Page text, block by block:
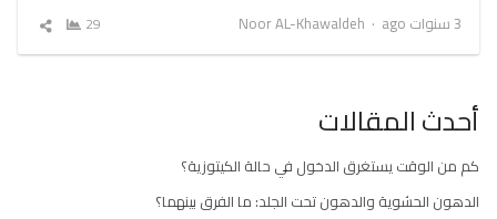
3 سنوات ago
Author
Noor AL-Khawaldeh
29
شارك
أحدث المقالات
كم من الوقت يستغرق الدخول في حالة الكيتوزية؟
الدهون الحشوية والدهون تحت الجلد: ما الفرق بينهما؟